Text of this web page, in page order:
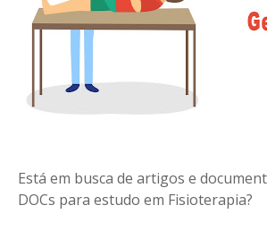
Está em busca de artigos e
DOCs para estudo em Fisioterapia?